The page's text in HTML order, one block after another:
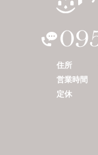
住所
営業時間
定休